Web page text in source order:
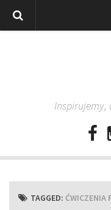
Rodzice
TAGGED: ĆWICZENIA